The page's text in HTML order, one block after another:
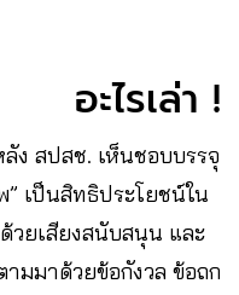
อะไรเล่า !
ง สปสช. เห็นชอบบรรจุ
เป็นสิทธิประโยชน์ใน
วยเสียงสนับสนุน และ
มมาด้วยข้อกังวล ข้อถก